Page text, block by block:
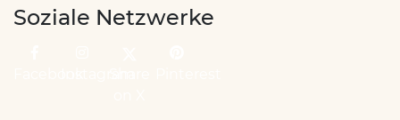
Soziale Netzwerke